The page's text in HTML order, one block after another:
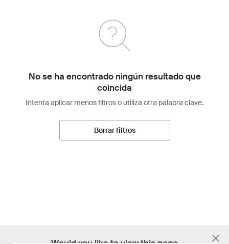
No se ha encontrado ningún resultado que
coincida
Intenta aplicar menos filtros o utiliza otra palabra clave.
Borrar filtros